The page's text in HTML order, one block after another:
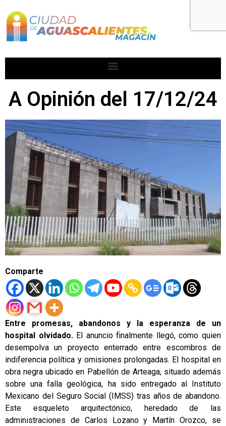
A Opinión del 17/12/24
Comparte
Entre promesas, abandonos y la esperanza de un
hospital olvidado. El anuncio finalmente llegó, como quien
desempolva un proyecto enterrado entre escombros de
indiferencia política y omisiones prolongadas. El hospital en
obra negra ubicado en Pabellón de Arteaga, situado además
sobre una falla geológica, ha sido entregado al Instituto
Mexicano del Seguro Social (IMSS) tras años de abandono.
Este esqueleto arquitectónico, heredado de las
administraciones de Carlos Lozano y Martín Orozco, se